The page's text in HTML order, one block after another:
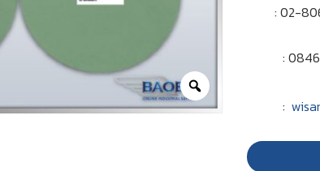
: 02-
:
: